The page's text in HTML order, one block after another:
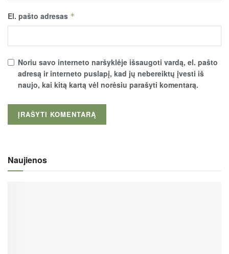
El. pašto adresas *
Noriu savo interneto naršyklėje išsaugoti vardą, el. pašto
adresą ir interneto puslapį, kad jų nebereiktų įvesti iš
naujo, kai kitą kartą vėl norėsiu parašyti komentarą.
Naujienos